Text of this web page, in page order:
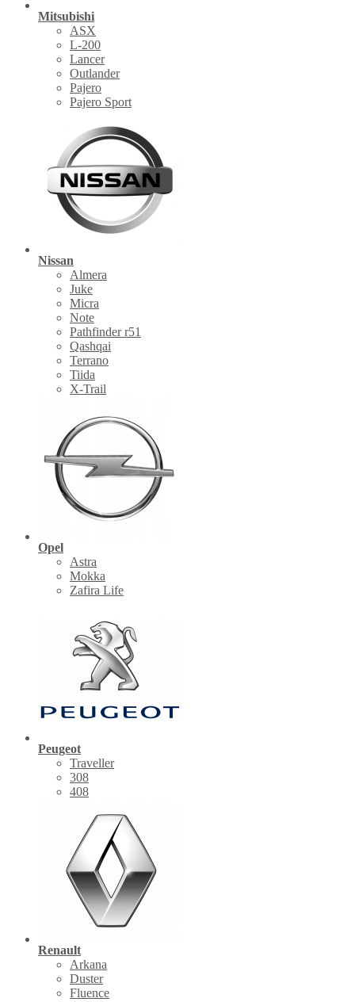
Mitsubishi
ASX
L-200
Lancer
Outlander
Pajero
Pajero Sport
Nissan
Almera
Juke
Micra
Note
Pathfinder r51
Qashqai
Terrano
Tiida
X-Trail
Opel
Astra
Mokka
Zafira Life
Peugeot
Traveller
308
408
Renault
Arkana
Duster
Fluence